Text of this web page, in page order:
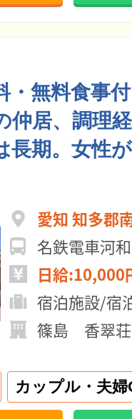
・無料食事
仲居、調理
長期。女性
愛知 知多郡
名鉄電車河
日給:10,000
宿泊施設/宿
篠島 香翠荘
カップル・夫婦